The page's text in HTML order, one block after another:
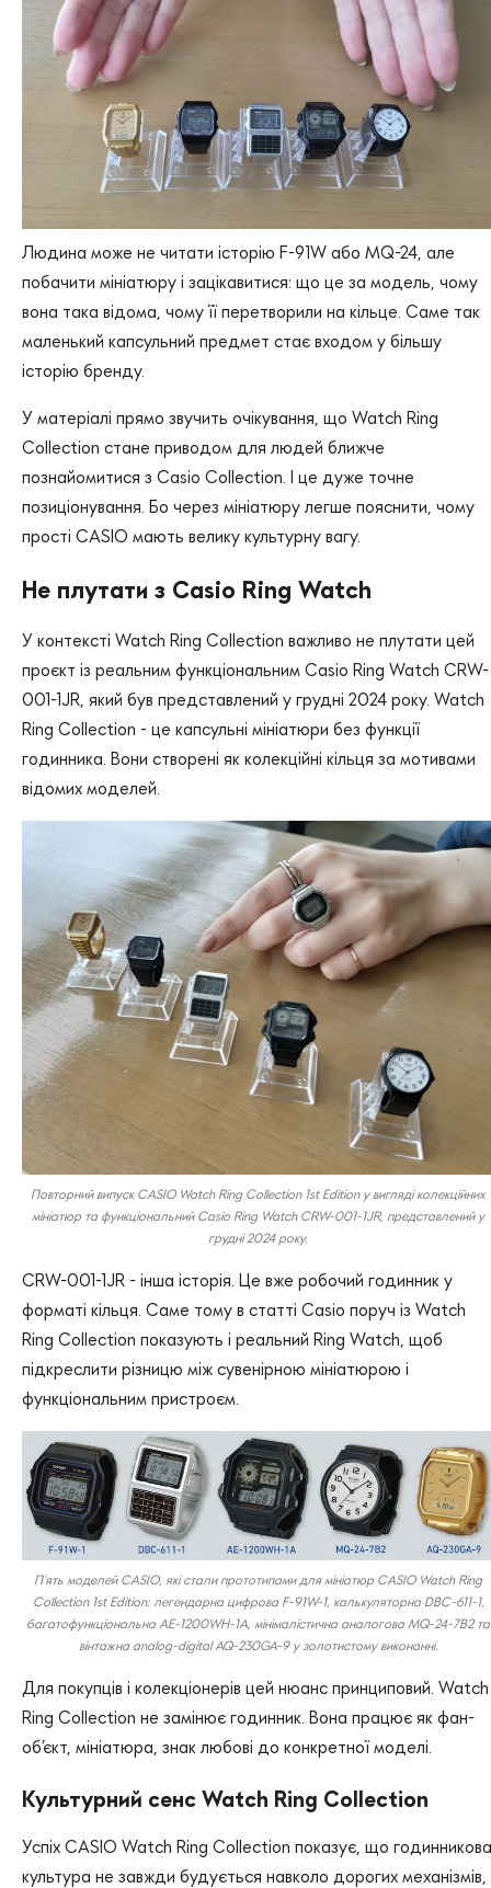
Людина може не читати історію F-91W або MQ-24, але
побачити мініатюру і зацікавитися: що це за модель, чому
вона така відома, чому її перетворили на кільце. Саме так
маленький капсульний предмет стає входом у більшу
історію бренду.
У матеріалі прямо звучить очікування, що Watch Ring
Collection стане приводом для людей ближче
познайомитися з Casio Collection. І це дуже точне
позиціонування. Бо через мініатюру легше пояснити, чому
прості CASIO мають велику культурну вагу.
Не плутати з Casio Ring Watch
У контексті Watch Ring Collection важливо не плутати цей
проєкт із реальним функціональним Casio Ring Watch CRW-
001-1JR, який був представлений у грудні 2024 року. Watch
Ring Collection - це капсульні мініатюри без функції
годинника. Вони створені як колекційні кільця за мотивами
відомих моделей.
Повторний випуск CASIO Watch Ring Collection 1st Edition у вигляді колекційних
мініатюр та функціональний Casio Ring Watch CRW-001-1JR, представлений у
грудні 2024 року.
CRW-001-1JR - інша історія. Це вже робочий годинник у
форматі кільця. Саме тому в статті Casio поруч із Watch
Ring Collection показують і реальний Ring Watch, щоб
підкреслити різницю між сувенірною мініатюрою і
функціональним пристроєм.
П’ять моделей CASIO, які стали прототипами для мініатюр CASIO Watch Ring
Collection 1st Edition: легендарна цифрова F-91W-1, калькуляторна DBC-611-1,
багатофункціональна AE-1200WH-1A, мінімалістична аналогова MQ-24-7B2 та
вінтажна analog-digital AQ-230GA-9 у золотистому виконанні.
Для покупців і колекціонерів цей нюанс принциповий. Watch
Ring Collection не замінює годинник. Вона працює як фан-
об’єкт, мініатюра, знак любові до конкретної моделі.
Культурний сенс Watch Ring Collection
Успіх CASIO Watch Ring Collection показує, що годинникова
культура не завжди будується навколо дорогих механізмів,